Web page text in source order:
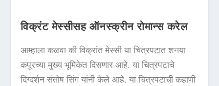
विक्रंट मेस्सीसह ऑनस्क्रीन रोमान्स करेल
आम्हाला कळवा की विक्रांत मेस्सी या चित्रपटात शनया
कपूरच्या मुख्य भूमिकेत दिसणार आहे. या चित्रपटाचे
दिग्दर्शन संतोष सिंग यांनी केले आहे. या चित्रपटाची कहाणी